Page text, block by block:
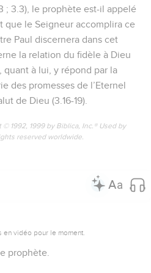
; 3.3), le prophète est-il appelé
que le Seigneur accomplira ce
Paul discernera dans cet
la relation du fidèle à Dieu
quant à lui, y répond par la
des promesses de l’Eternel
de Dieu (3.16-19).
1992, 1999 by Biblica, Inc.® Used by
reserved worldwide.
vidéo pour le moment.
prophète.